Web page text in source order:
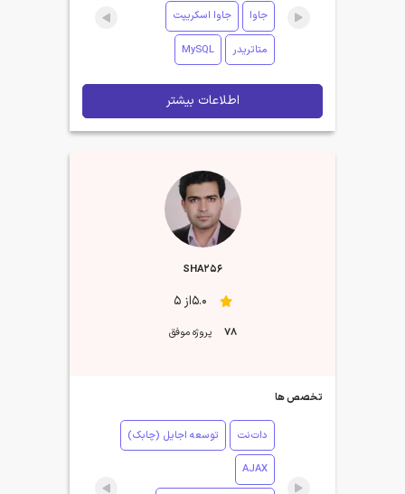
جاوا جاوا اسکریپت
متاتریدر MySQL
اطلاعات بیشتر
SHA256
5.0از 5
78 پروژه موفق
تخصص ها
دات‌نت توسعه اجایل (چابک)
AJAX